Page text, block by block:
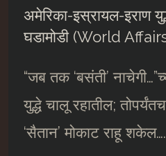
अमेरिका-इस्रायल-इराण
घडामोडी (World
“जब तक ‘बसंती’
युद्धे चालू रहातील;
‘सैतान’ मोकाट राहू शकेल….